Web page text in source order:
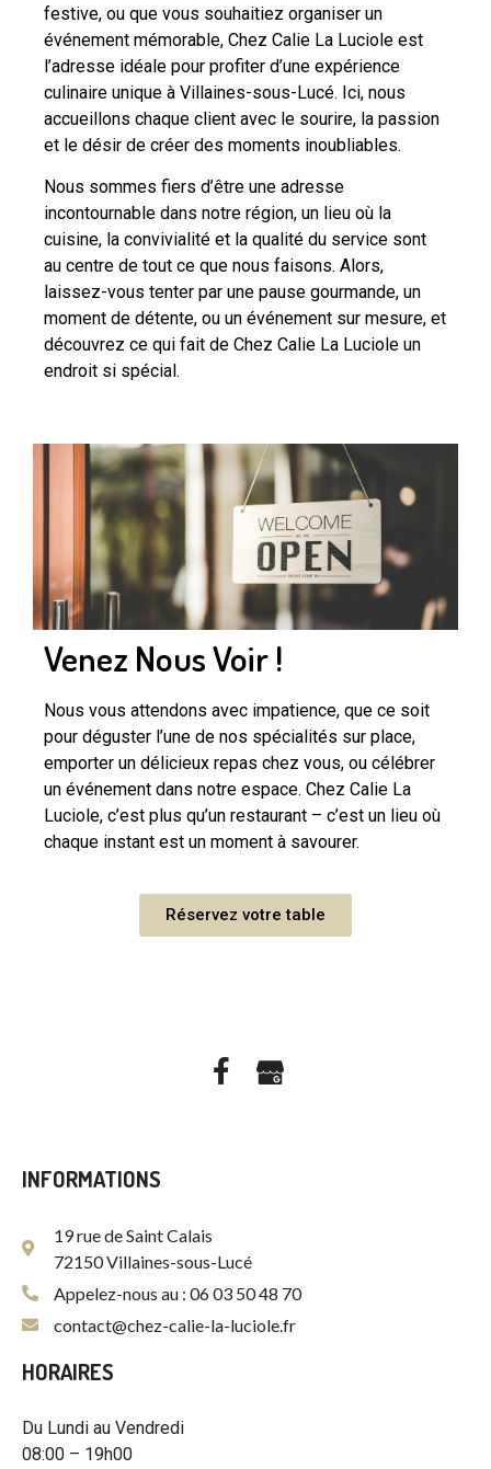
festive, ou que vous souhaitiez organiser un
événement mémorable, Chez Calie La Luciole est
l’adresse idéale pour profiter d’une expérience
culinaire unique à Villaines-sous-Lucé. Ici, nous
accueillons chaque client avec le sourire, la passion
et le désir de créer des moments inoubliables.
Nous sommes fiers d’être une adresse
incontournable dans notre région, un lieu où la
cuisine, la convivialité et la qualité du service sont
au centre de tout ce que nous faisons. Alors,
laissez-vous tenter par une pause gourmande, un
moment de détente, ou un événement sur mesure, et
découvrez ce qui fait de Chez Calie La Luciole un
endroit si spécial.
Venez Nous Voir !
Nous vous attendons avec impatience, que ce soit
pour déguster l’une de nos spécialités sur place,
emporter un délicieux repas chez vous, ou célébrer
un événement dans notre espace. Chez Calie La
Luciole, c’est plus qu’un restaurant – c’est un lieu où
chaque instant est un moment à savourer.
Réservez votre table
INFORMATIONS
19 rue de Saint Calais
72150 Villaines-sous-Lucé
Appelez-nous au : 06 03 50 48 70
contact@chez-calie-la-luciole.fr
HORAIRES
Du Lundi au Vendredi
08:00 – 19h00